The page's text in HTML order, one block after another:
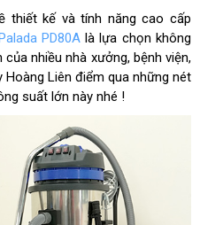
thiết kế và tính năng cao cấp
PD80Alà lựa chọn không
nhiều nhà xưởng, bệnh viện,
Liên điểm qua những nét
suất lớn này nhé !